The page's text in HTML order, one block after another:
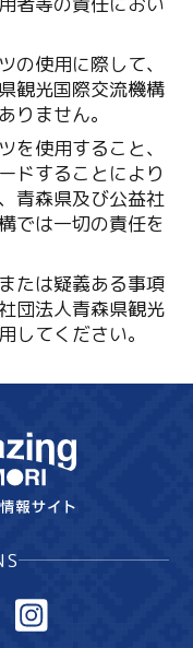
の使用に際して、
観光国際交流機構
りません。
を使用すること、
ドすることにより
青森県及び公益社
では一切の責任を
たは疑義ある事項
団法人青森県観光
してください。